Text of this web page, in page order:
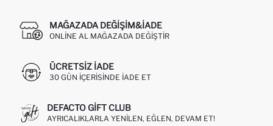
MAĞAZADA DEĞIŞIM&İADE
ONLINE AL MAĞAZADA DEĞIŞTIR
ÜCRETSIZ IADE
30 GÜN IÇERISINDE IADE ET
DEFACTO GIFT CLUB
AYRICALIKLARLA YENILEN, EĞLEN, DEVAM ET!